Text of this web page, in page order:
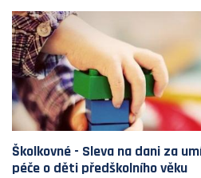
Školkovné - Sleva na dani za
péče o děti předškolního věku